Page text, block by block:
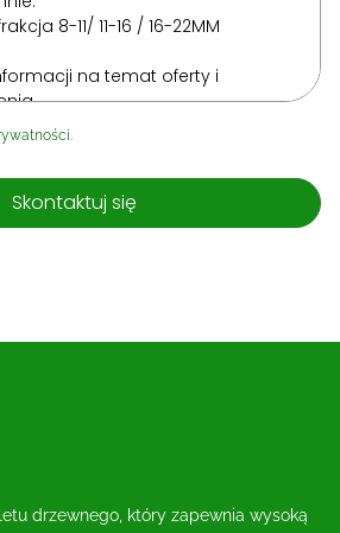
.
Skontaktuj się
drzewnego, który zapewnia wysoką